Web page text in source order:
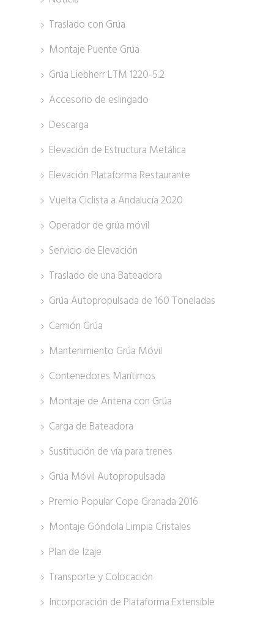
Traslado con Grúa
Montaje Puente Grúa
Grúa Liebherr LTM 1220-5.2
Accesorio de eslingado
Descarga
Elevación de Estructura Metálica
Elevación Plataforma Restaurante
Vuelta Ciclista a Andalucía 2020
Operador de grúa móvil
Servicio de Elevación
Traslado de una Bateadora
Grúa Autopropulsada de 160 Toneladas
Camión Grúa
Mantenimiento Grúa Móvil
Contenedores Marítimos
Montaje de Antena con Grúa
Carga de Bateadora
Sustitución de vía para trenes
Grúa Móvil Autopropulsada
Premio Popular Cope Granada 2016
Montaje Góndola Limpia Cristales
Plan de Izaje
Transporte y Colocación
Incorporación de Plataforma Extensible